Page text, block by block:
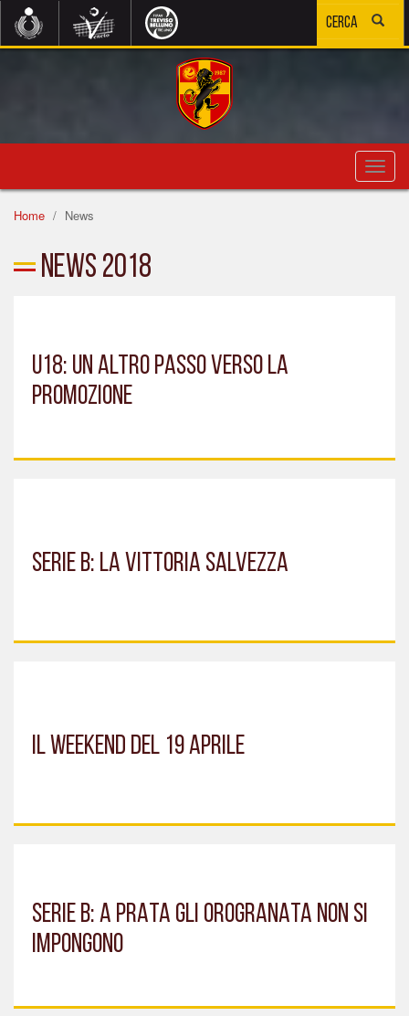
Home
News
News 2018
U18: UN ALTRO PASSO VERSO LA
PROMOZIONE
SERIE B: LA VITTORIA SALVEZZA
IL WEEKEND DEL 19 APRILE
SERIE B: A PRATA GLI OROGRANATA NON SI
IMPONGONO